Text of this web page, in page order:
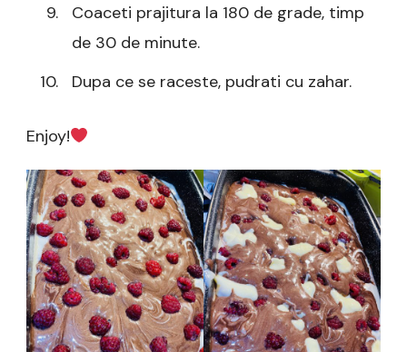
Coaceti prajitura la 180 de grade, timp
de 30 de minute.
Dupa ce se raceste, pudrati cu zahar.
Enjoy!